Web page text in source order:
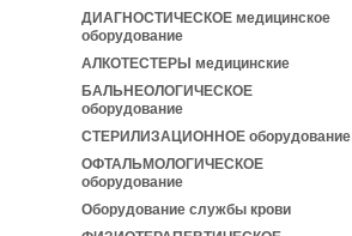
ДИАГНОСТИЧЕСКОЕ медицинское
оборудование
АЛКОТЕСТЕРЫ медицинские
БАЛЬНЕОЛОГИЧЕСКОЕ
оборудование
СТЕРИЛИЗАЦИОННОЕ оборудование
ОФТАЛЬМОЛОГИЧЕСКОЕ
оборудование
Оборудование службы крови